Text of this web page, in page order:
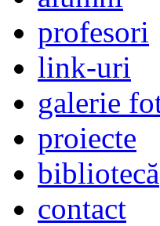
profesori
link-uri
galerie
proiecte
bibliotecă
contact